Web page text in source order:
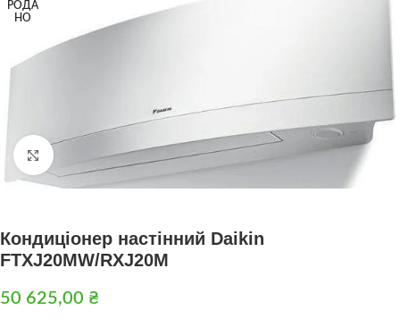
РОДА
НО
Натисніть, щоб збільшити
Кондиціонер настінний Daikin
FTXJ20MW/RXJ20M
50 625,00 ₴